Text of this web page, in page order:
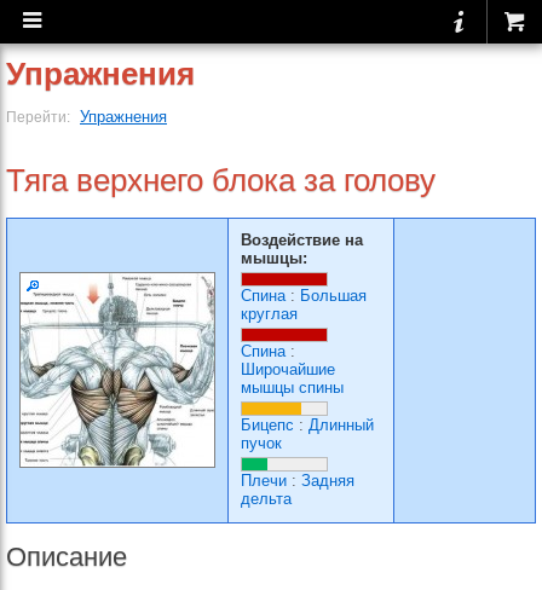
Упражнения
Перейти: Упражнения
Тяга верхнего блока за голову
Воздействие на
мышцы:
Спина: Большая
круглая
Спина:
Широчайшие
мышцы спины
Бицепс : Длинный
пучок
Плечи : Задняя
дельта
Описание